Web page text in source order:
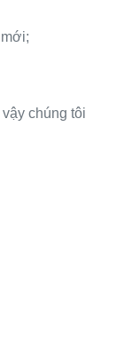
chúng tôi